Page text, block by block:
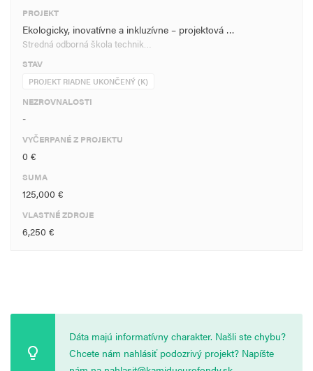
PROJEKT
Ekologicky, inovatívne a inkluzívne – projektová …
Stredná odborná škola technik…
STAV
PROJEKT RIADNE UKONČENÝ (K)
NEZROVNALOSTI
-
VYČERPANÉ Z PROJEKTU
0 €
SUMA
125,000 €
VLASTNÉ ZDROJE
6,250 €
Dáta majú informatívny charakter. Našli ste chybu?
Chcete nám nahlásiť podozrivý projekt? Napíšte